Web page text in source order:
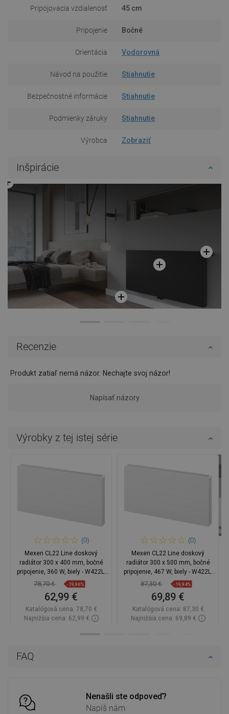
Pripojovacia vzdialenosť 45 cm
Pripojenie Bočné
Orientácia Vodorovná
Návod na použitie Stiahnutie
Bezpečnostné informácie Stiahnutie
Podmienky záruky Stiahnutie
Výrobca Zobraziť
Inšpirácie
FAQ
Nenašli ste odpoveď?
Napíš nám
Recenzie
Produkt zatiaľ nemá názor. Nechajte svoj názor!
Napísať názory
Výrobky z tej istej série
(0)
Mexen CL22 Line doskový
radiátor 300 x 400 mm, bočné
pripojenie, 360 W, biely - W422L-
030-040-00
78,70 € -19,96%
62,99 €
Katalógová cena: 78,70 €
Najnižšia cena: 62,99 €
(0)
Mexen CL22 Line doskový
radiátor 300 x 500 mm, bočné
pripojenie, 467 W, biely - W422L-
030-050-00
87,30 € -19,94%
69,89 €
Katalógová cena: 87,30 €
Najnižšia cena: 69,89 €